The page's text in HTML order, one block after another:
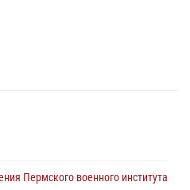
Пермского военного института